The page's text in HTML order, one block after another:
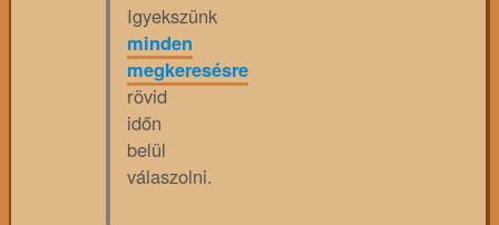
Igyekszünk
minden
megkeresésre
rövid
időn
belül
válaszolni.